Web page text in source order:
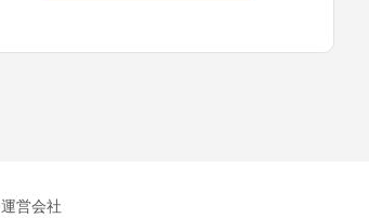
運営会社